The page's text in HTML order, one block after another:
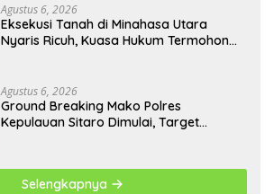
Agustus 6, 2026
Eksekusi Tanah di Minahasa Utara
Nyaris Ricuh, Kuasa Hukum Termohon
Agustus 6, 2026
Ground Breaking Mako Polres
Kepulauan Sitaro Dimulai, Target
Selengkapnya